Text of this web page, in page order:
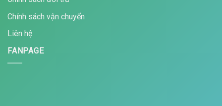
Chính sách vận chuyển
Liên hệ
FANPAGE